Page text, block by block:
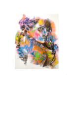
AJOUTER
AU PANIER